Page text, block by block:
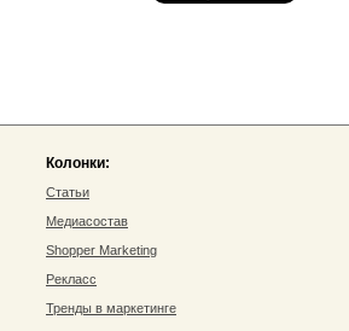
Колонки:
Статьи
Медиасостав
Shopper Marketing
Рекласс
Тренды в маркетинге